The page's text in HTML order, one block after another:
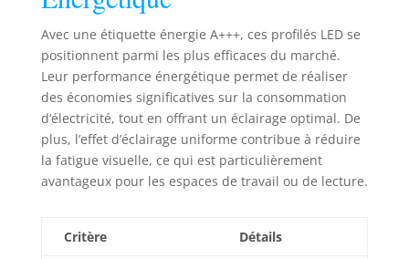
thermique
exceptionnelle
prolonge la durée
de vie du profilé
LED. 【Qualité de
Lumière
Exceptionnelle】
Le profilé LED pour
ruban est équipé
blanc mat en PC,
Avec une étiquette énergie A+++, ces profilés LED se
positionnent parmi les plus efficaces du marché.
Leur performance énergétique permet de réaliser
des économies significatives sur la consommation
d’électricité, tout en offrant un éclairage optimal. De
plus, l’effet d’éclairage uniforme contribue à réduire
la fatigue visuelle, ce qui est particulièrement
avantageux pour les espaces de travail ou de lecture.
Critère Détails